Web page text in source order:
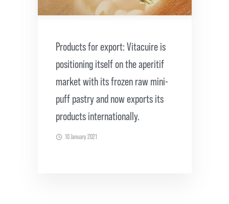
Products for export: Vitacuire is
positioning itself on the aperitif
market with its frozen raw mini-
puff pastry and now exports its
products internationally.
10 January 2021